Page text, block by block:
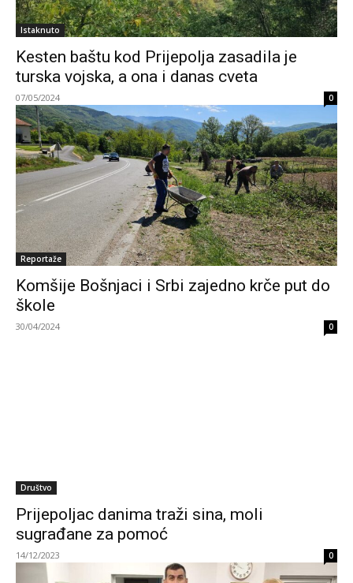
Istaknuto
Kesten baštu kod Prijepolja zasadila je
turska vojska, a ona i danas cveta
07/05/2024 0
Reportaže
Komšije Bošnjaci i Srbi zajedno krče put do
škole
30/04/2024 0
Društvo
Prijepoljac danima traži sina, moli
sugrađane za pomoć
14/12/2023 0